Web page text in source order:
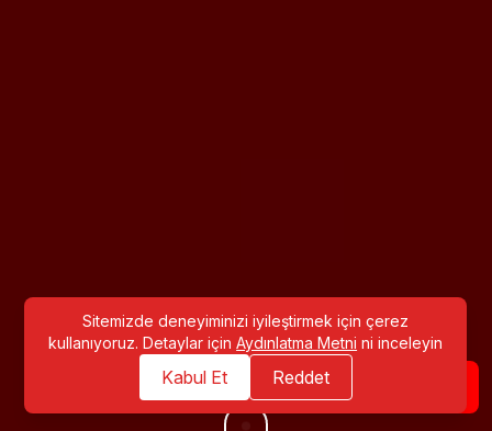
Sitemizde deneyiminizi iyileştirmek için çerez
kullanıyoruz. Detaylar içinAydınlatma Metni ni inceleyin
Kabul Et Reddet